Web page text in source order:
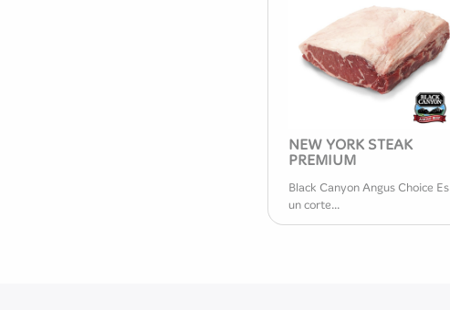
NEW YORK STEAK
PREMIUM
Black Canyon Angus Choice Es
un corte...